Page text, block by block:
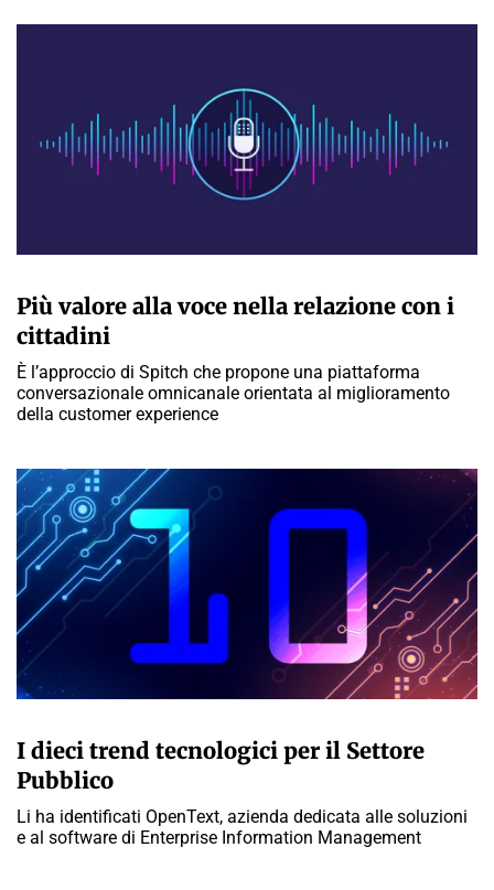
Più valore alla voce nella relazione con i
cittadini
È l’approccio di Spitch che propone una piattaforma
conversazionale omnicanale orientata al miglioramento
della customer experience
I dieci trend tecnologici per il Settore
Pubblico
Li ha identificati OpenText, azienda dedicata alle soluzioni
e al software di Enterprise Information Management